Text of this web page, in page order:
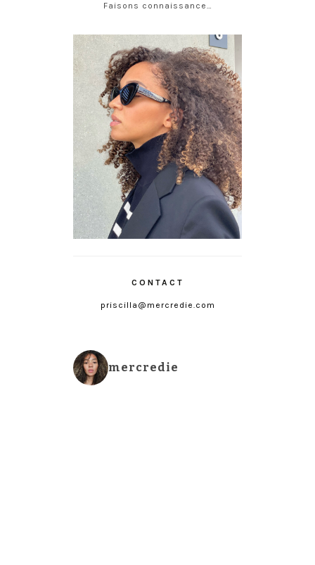
Faisons connaissance…
CONTACT
priscilla@mercredie.com
mercredie